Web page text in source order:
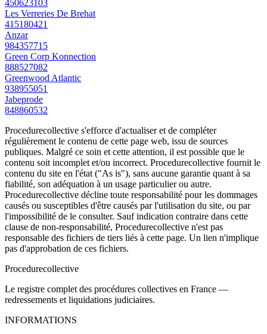
450623103
Les Verreries De Brehat
415180421
Anzar
984357715
Green Corp Konnection
888527082
Greenwood Atlantic
938955051
Jabeprode
848860532
Procedurecollective s'efforce d'actualiser et de compléter
régulièrement le contenu de cette page web, issu de sources
publiques. Malgré ce soin et cette attention, il est possible que le
contenu soit incomplet et/ou incorrect. Procedurecollective fournit le
contenu du site en l'état ("As is"), sans aucune garantie quant à sa
fiabilité, son adéquation à un usage particulier ou autre.
Procedurecollective décline toute responsabilité pour les dommages
causés ou susceptibles d'être causés par l'utilisation du site, ou par
l'impossibilité de le consulter. Sauf indication contraire dans cette
clause de non-responsabilité, Procedurecollective n'est pas
responsable des fichiers de tiers liés à cette page. Un lien n'implique
pas d'approbation de ces fichiers.
Procedurecollective
Le registre complet des procédures collectives en France —
redressements et liquidations judiciaires.
INFORMATIONS